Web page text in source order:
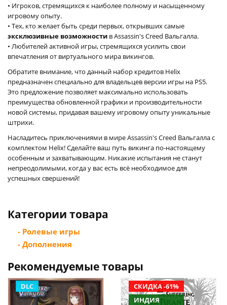
• Игроков, стремящихся к наиболее полному и насыщенному
игровому опыту.
• Тех, кто желает быть среди первых, открывших самые
эксклюзивные возможности в Assassin's Creed Вальгалла.
• Любителей активной игры, стремящихся усилить свои
впечатления от виртуального мира викингов.
Обратите внимание, что данный набор кредитов Helix
предназначен специально для владельцев версии игры на PS5.
Это предложение позволяет максимально использовать
преимущества обновленной графики и производительности
новой системы, придавая вашему игровому опыту уникальные
штрихи.
Насладитесь приключениями в мире Assassin's Creed Вальгалла с
комплектом Helix! Сделайте ваш путь викинга по-настоящему
особенным и захватывающим. Никакие испытания не станут
непреодолимыми, когда у вас есть всё необходимое для
успешных свершений!
Категории товара
- Ролевые игры
- Дополнения
Рекомендуемые товары
DLC
СКИДКА -61%
ИНДИЯ